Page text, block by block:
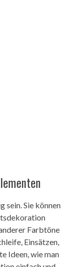
sein. Sie können
Farbtöne
Einsätzen,
Ideen, wie man